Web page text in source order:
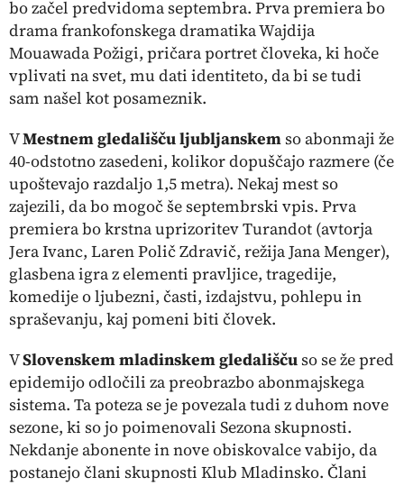
bo začel predvidoma septembra. Prva premiera bo
drama frankofonskega dramatika Wajdija
MouawadaPožigi, pričara portret človeka, ki hoče
vplivati na svet, mu dati identiteto, da bi se tudi
sam našel kot posameznik.
VMestnem gledališču ljubljanskemso abonmaji že
40-odstotno zasedeni, kolikor dopuščajo razmere (če
upoštevajo razdaljo 1,5 metra). Nekaj mest so
zajezili, da bo mogoč še septembrski vpis. Prva
premiera bo krstna uprizoritevTurandot (avtorja
Jera Ivanc, Laren Polič Zdravič, režija Jana Menger),
glasbena igra z elementi pravljice, tragedije,
komedije o ljubezni, časti, izdajstvu, pohlepu in
spraševanju, kaj pomeni biti človek.
VSlovenskem mladinskem gledališčuso se že pred
epidemijo odločili za preobrazbo abonmajskega
sistema. Ta poteza se je povezala tudi z duhom nove
sezone, ki so jo poimenovali Sezona skupnosti.
Nekdanje abonente in nove obiskovalce vabijo, da
postanejo člani skupnosti Klub Mladinsko. Člani